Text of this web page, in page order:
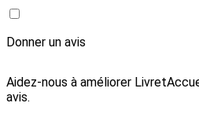
Donner un avis
Aidez-nous à améliorer
avis.